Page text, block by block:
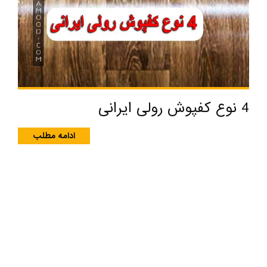
4 نوع کفپوش رولی ایرانی
ادامه مطلب